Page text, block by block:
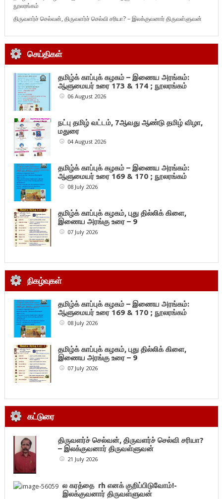
நூலரங்கம்
திருவளர்ச் செல்வன், திருவளர்ச் செல்வி சரியா? – இலக்குவனார் திருவள்ளுவன்
செய்திகள்
தமிழ்க் காப்புக் கழகம் – இணைய அரங்கம்:
ஆளுமையர் உரை 173 & 174 ; நூலரங்கம்
06 August 2026
நட்பு தமிழ் வட்டம், 7ஆவது ஆண்டு தமிழ் விழா,
மதுரை
04 August 2026
தமிழ்க் காப்புக் கழகம் – இணைய அரங்கம்:
ஆளுமையர் உரை 169 & 170 ; நூலரங்கம்
08 July 2026
தமிழ்க் காப்புக் கழகம், புது தில்லிக் கிளை,
இணைய அரங்கு உரை – 9
07 July 2026
நிகழ்வுகள்
தமிழ்க் காப்புக் கழகம் – இணைய அரங்கம்:
ஆளுமையர் உரை 169 & 170 ; நூலரங்கம்
08 July 2026
தமிழ்க் காப்புக் கழகம், புது தில்லிக் கிளை,
இணைய அரங்கு உரை – 9
07 July 2026
கட்டுரை
திருவளர்ச் செல்வன், திருவளர்ச் செல்வி சரியா?
– இலக்குவனார் திருவள்ளுவன்
21 July 2026
ல கரத்தை rh எனக் குறிப்பிடுவோம்!-
இலக்குவனார் திருவள்ளுவன்